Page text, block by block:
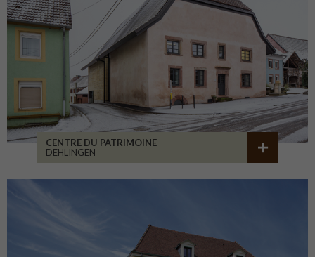
CENTRE DU PATRIMOINE
DEHLINGEN